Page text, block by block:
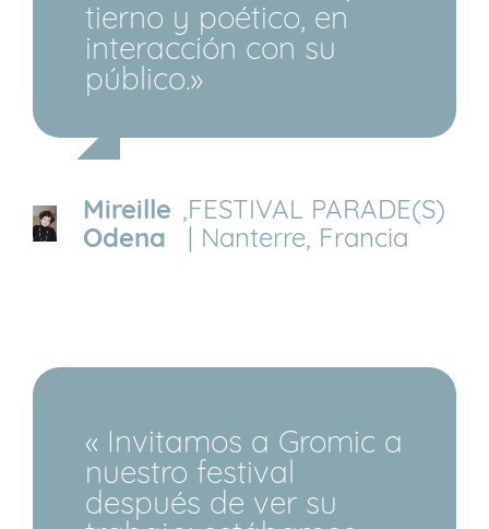
tierno y poético, en
interacción con su
público.»
Mireille
Odena
,FESTIVAL PARADE(S)
| Nanterre, Francia
« Invitamos a Gromic a
nuestro festival
después de ver su